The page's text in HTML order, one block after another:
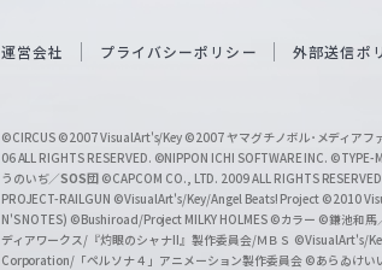
i
c
h
w
a
運営会社 プライバシーポリシー 外部送信ポ
©CIRCUS ©2007 VisualArt's/Key ©2007 ヤマグチノボル･メディアフ
06 ALL RIGHTS RESERVED. ©NIPPON ICHI SOFTWARE INC. ©TYPE-
うのいぢ／SOS団 ©CAPCOM CO., LTD. 2009 ALL RIGHTS
PROJECT-RAILGUN ©VisualArt's/Key/Angel Beats! Project ©2010
N'S NOTES) ©Bushiroad/Project MILKY HOLMES ©カラー ©鎌池和馬
ディアワークス/『灼眼のシャナII』製作委員会/ＭＢＳ ©VisualArt's/
Corporation/「ペルソナ４」アニメーション製作委員会 ©あらゐけい